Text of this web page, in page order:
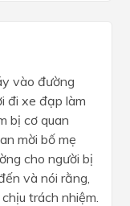
vào đường
đi xe đạp làm
bị cơ quan
mời bố mẹ
cho người bị
và nói rằng,
trách nhiệm.